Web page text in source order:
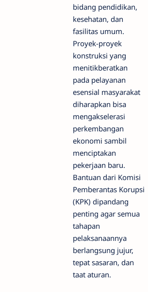
bidang pendidikan,
kesehatan, dan
fasilitas umum.
Proyek-proyek
konstruksi yang
menitikberatkan
pada pelayanan
esensial masyarakat
diharapkan bisa
mengakselerasi
perkembangan
ekonomi sambil
menciptakan
pekerjaan baru.
Bantuan dari Komisi
Pemberantas Korupsi
(KPK) dipandang
penting agar semua
tahapan
pelaksanaannya
berlangsung jujur,
tepat sasaran, dan
taat aturan.